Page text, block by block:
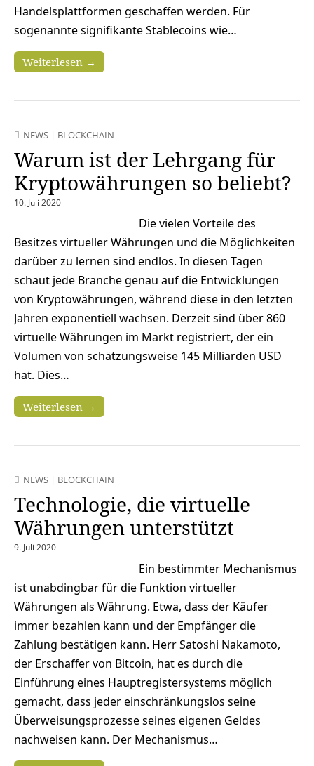
Handelsplattformen geschaffen werden. Für
sogenannte signifikante Stablecoins wie…
Weiterlesen →
NEWS | BLOCKCHAIN
Warum ist der Lehrgang für
Kryptowährungen so beliebt?
10. Juli 2020
Die vielen Vorteile des
Besitzes virtueller Währungen und die Möglichkeiten
darüber zu lernen sind endlos. In diesen Tagen
schaut jede Branche genau auf die Entwicklungen
von Kryptowährungen, während diese in den letzten
Jahren exponentiell wachsen. Derzeit sind über 860
virtuelle Währungen im Markt registriert, der ein
Volumen von schätzungsweise 145 Milliarden USD
hat. Dies…
Weiterlesen →
NEWS | BLOCKCHAIN
Technologie, die virtuelle
Währungen unterstützt
9. Juli 2020
Ein bestimmter Mechanismus
ist unabdingbar für die Funktion virtueller
Währungen als Währung. Etwa, dass der Käufer
immer bezahlen kann und der Empfänger die
Zahlung bestätigen kann. Herr Satoshi Nakamoto,
der Erschaffer von Bitcoin, hat es durch die
Einführung eines Hauptregistersystems möglich
gemacht, dass jeder einschränkungslos seine
Überweisungsprozesse seines eigenen Geldes
nachweisen kann. Der Mechanismus…